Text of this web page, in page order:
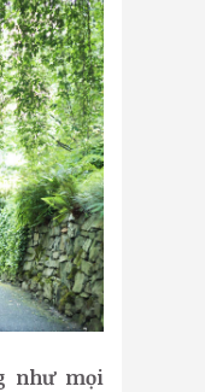
như mọi